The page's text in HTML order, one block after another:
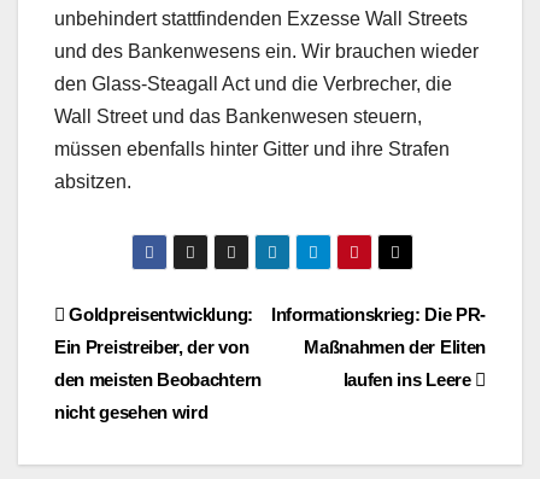
unbehindert stattfindenden Exzesse Wall Streets
und des Bankenwesens ein. Wir brauchen wieder
den Glass-Steagall Act und die Verbrecher, die
Wall Street und das Bankenwesen steuern,
müssen ebenfalls hinter Gitter und ihre Strafen
absitzen.
BeitragsnavigationInformationskrieg: Die PR-
Maßnahmen der Eliten
laufen ins Leere
Goldpreisentwicklung:
Ein Preistreiber, der von
den meisten Beobachtern
nicht gesehen wird